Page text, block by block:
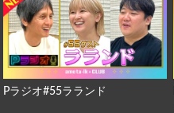
Pラジオ#55ラランド